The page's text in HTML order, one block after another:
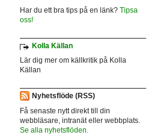
Har du ett bra tips på en länk? Tipsa
oss!
Kolla Källan
Lär dig mer om källkritik på Kolla
Källan
Nyhetsflöde (RSS)
Få senaste nytt direkt till din
webbläsare, intranät eller webbplats.
Se alla nyhetsflöden.